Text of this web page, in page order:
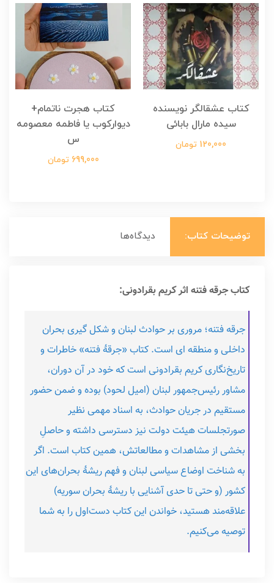
کتاب عشقالگر نویسنده
سیده مارال بابائی
120,000 تومان
کتاب هجرت ناتمام+
دیوارکوب یا فاطمه معصومه
س
699,000 تومان
توضیحات کتاب: دیدگاه‌ها
کتاب جرقه فتنه اثر کریم بقرادونی:
جرقه فتنه؛ مروری بر حوادث لبنان و شکل گیری بحران
داخلی و منطقه ای است. کتاب «جرقۀ فتنه» خاطرات و
تاریخ‌نگاری کریم بقرادونی است که خود در آن دوران،
مشاور رئیس‌جمهور لبنان (امیل لحود) بوده و ضمن حضور
مستقیم در جریان حوادث، به اسناد مهمی نظیر
صورتجلسات هیئت دولت نیز دسترسی داشته و حاصلِ
بخشی از مشاهدات و مطالعاتش، همین کتاب است. اگر
به شناخت اوضاع سیاسی لبنان و فهم ریشۀ بحران‌های این
کشور (و حتی تا حدی آشنایی با ریشۀ بحران سوریه)
علاقه‌مند هستید، خواندن این کتاب دست‌اول را به شما
توصیه می‌کنیم.